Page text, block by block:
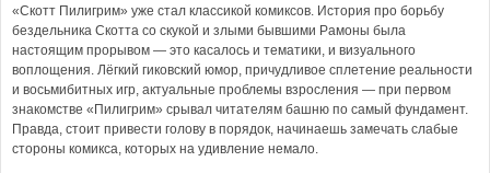
«Скотт Пилигрим» уже стал классикой комиксов. История про борьбу
бездельника Скотта со скукой и злыми бывшими Рамоны была
настоящим прорывом — это касалось и тематики, и визуального
воплощения. Лёгкий гиковский юмор, причудливое сплетение реальности
и восьмибитных игр, актуальные проблемы взросления — при первом
знакомстве «Пилигрим» срывал читателям башню по самый фундамент.
Правда, стоит привести голову в порядок, начинаешь замечать слабые
стороны комикса, которых на удивление немало.